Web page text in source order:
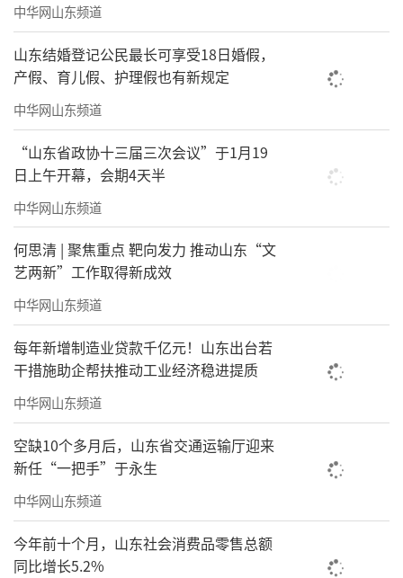
中华网山东频道
山东结婚登记公民最长可享受18日婚假，
产假、育儿假、护理假也有新规定
中华网山东频道
“山东省政协十三届三次会议”于1月19
日上午开幕，会期4天半
中华网山东频道
何思清 | 聚焦重点 靶向发力 推动山东“文
艺两新”工作取得新成效
中华网山东频道
每年新增制造业贷款千亿元！山东出台若
干措施助企帮扶推动工业经济稳进提质
中华网山东频道
空缺10个多月后，山东省交通运输厅迎来
新任“一把手”于永生
中华网山东频道
今年前十个月，山东社会消费品零售总额
同比增长5.2%